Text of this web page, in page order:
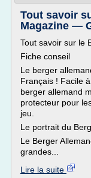
Tout savoir
Magazine —
Tout savoir sur le
Fiche conseil
Le berger
Français ! Facile
berger allemand
protecteur pour
jeu.
Le portrait du
Le Berger
grandes...
Lire la suite